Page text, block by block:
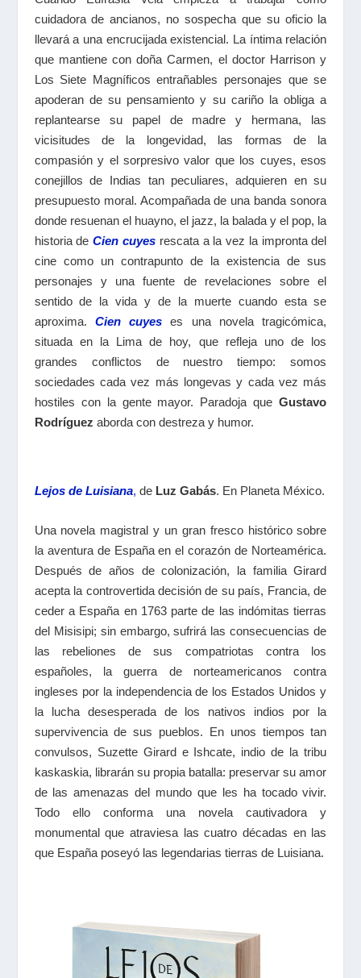
cuidadora de ancianos, no sospecha que su oficio la
llevará a una encrucijada existencial. La íntima relación
que mantiene con doña Carmen, el doctor Harrison y
Los Siete Magníficos entrañables personajes que se
apoderan de su pensamiento y su cariño la obliga a
replantearse su papel de madre y hermana, las
vicisitudes de la longevidad, las formas de la
compasión y el sorpresivo valor que los cuyes, esos
conejillos de Indias tan peculiares, adquieren en su
presupuesto moral. Acompañada de una banda sonora
donde resuenan el huayno, el jazz, la balada y el pop, la
historia deCien cuyesrescata a la vez la impronta del
cine como un contrapunto de la existencia de sus
personajes y una fuente de revelaciones sobre el
sentido de la vida y de la muerte cuando esta se
aproxima. Cien cuyes es una novela tragicómica,
situada en la Lima de hoy, que refleja uno de los
grandes conflictos de nuestro tiempo: somos
sociedades cada vez más longevas y cada vez más
hostiles con la gente mayor. Paradoja queGustavo
Rodríguez aborda con destreza y humor.
Lejos de Luisiana, de Luz Gabás. En Planeta México.
Una novela magistral y un gran fresco histórico sobre
la aventura de España en el corazón de Norteamérica.
Después de años de colonización, la familia Girard
acepta la controvertida decisión de su país, Francia, de
ceder a España en 1763 parte de las indómitas tierras
del Misisipi; sin embargo, sufrirá las consecuencias de
las rebeliones de sus compatriotas contra los
españoles, la guerra de norteamericanos contra
ingleses por la independencia de los Estados Unidos y
la lucha desesperada de los nativos indios por la
supervivencia de sus pueblos. En unos tiempos tan
convulsos, Suzette Girard e Ishcate, indio de la tribu
kaskaskia, librarán su propia batalla: preservar su amor
de las amenazas del mundo que les ha tocado vivir.
Todo ello conforma una novela cautivadora y
monumental que atraviesa las cuatro décadas en las
que España poseyó las legendarias tierras de Luisiana.